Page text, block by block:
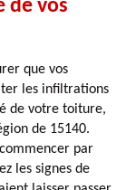
de vos
que vos
les infiltrations
de votre toiture,
de 15140.
par
les signes de